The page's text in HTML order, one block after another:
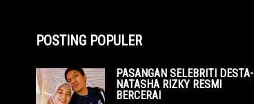
POSTING POPULER
PASANGAN SELEBRITI DESTA-
NATASHA RIZKY RESMI
BERCERAI